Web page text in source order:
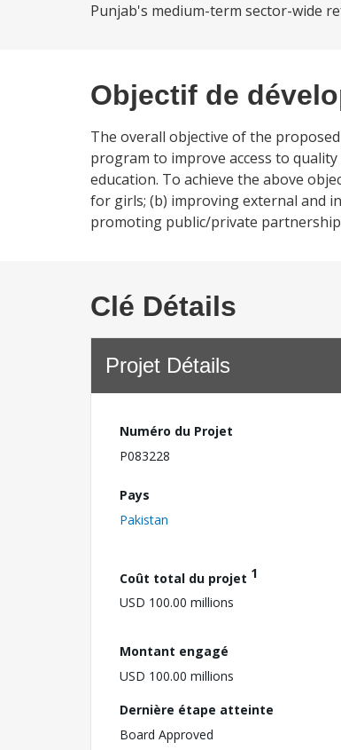
Punjab's medium-term sector-wide
Objectif de
The overall objective of the
program to improve access to
education. To achieve the above
for girls; (b) improving external and
promoting public/private
Clé Détails
Projet Détails
Numéro du Projet
P083228
Pays
Pakistan
Coût total du projet 1
USD 100.00 millions
Montant engagé
USD 100.00 millions
Dernière étape atteinte
Board Approved